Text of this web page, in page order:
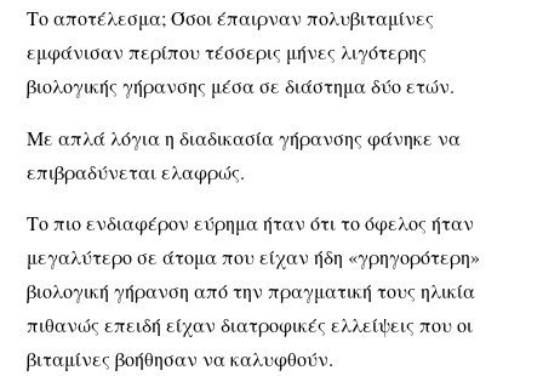
Το αποτέλεσμα; Όσοι έπαιρναν πολυβιταμίνες
εμφάνισαν περίπου τέσσερις μήνες λιγότερης
βιολογικής γήρανσης μέσα σε διάστημα δύο ετών.
Με απλά λόγια η διαδικασία γήρανσης φάνηκε να
επιβραδύνεται ελαφρώς.
Το πιο ενδιαφέρον εύρημα ήταν ότι το όφελος ήταν
μεγαλύτερο σε άτομα που είχαν ήδη «γρηγορότερη»
βιολογική γήρανση από την πραγματική τους ηλικία
πιθανώς επειδή είχαν διατροφικές ελλείψεις που οι
βιταμίνες βοήθησαν να καλυφθούν.